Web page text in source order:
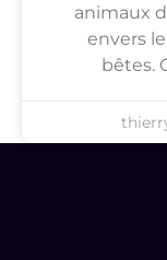
animaux
envers
bêtes.